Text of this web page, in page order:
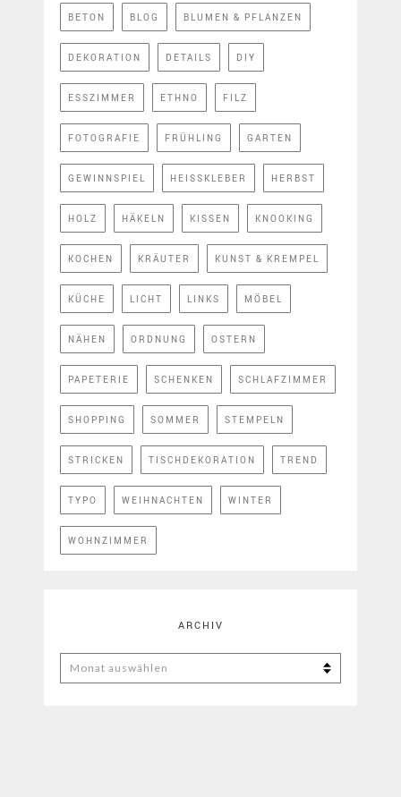
BETON BLOG BLUMEN & PFLANZEN
DEKORATION DETAILS DIY
ESSZIMMER ETHNO FILZ
FOTOGRAFIE FRÜHLING GARTEN
GEWINNSPIEL HEISSKLEBER HERBST
HOLZ HÄKELN KISSEN KNOOKING
KOCHEN KRÄUTER KUNST & KREMPEL
KÜCHE LICHT LINKS MÖBEL
NÄHEN ORDNUNG OSTERN
PAPETERIE SCHENKEN SCHLAFZIMMER
SHOPPING SOMMER STEMPELN
STRICKEN TISCHDEKORATION TREND
TYPO WEIHNACHTEN WINTER
WOHNZIMMER
ARCHIV
ARCHIV